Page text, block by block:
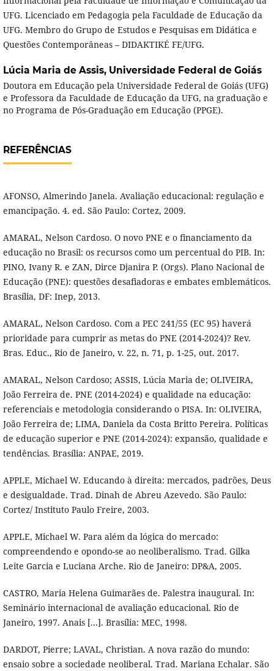
UFG. Licenciado em Pedagogia pela Faculdade de Educação da
UFG. Membro do Grupo de Estudos e Pesquisas em Didática e
Questões Contemporâneas – DIDAKTIKÉ FE/UFG.
Lúcia Maria de Assis, Universidade Federal de Goiás
Doutora em Educação pela Universidade Federal de Goiás (UFG)
e Professora da Faculdade de Educação da UFG, na graduação e
no Programa de Pós-Graduação em Educação (PPGE).
REFERÊNCIAS
AFONSO, Almerindo Janela. Avaliação educacional: regulação e
emancipação. 4. ed. São Paulo: Cortez, 2009.
AMARAL, Nelson Cardoso. O novo PNE e o financiamento da
educação no Brasil: os recursos como um percentual do PIB. In:
PINO, Ivany R. e ZAN, Dirce Djanira P. (Orgs). Plano Nacional de
Educação (PNE): questões desafiadoras e embates emblemáticos.
Brasília, DF: Inep, 2013.
AMARAL, Nelson Cardoso. Com a PEC 241/55 (EC 95) haverá
prioridade para cumprir as metas do PNE (2014-2024)? Rev.
Bras. Educ., Rio de Janeiro, v. 22, n. 71, p. 1-25, out. 2017.
AMARAL, Nelson Cardoso; ASSIS, Lúcia Maria de; OLIVEIRA,
João Ferreira de. PNE (2014-2024) e qualidade na educação:
referenciais e metodologia considerando o PISA. In: OLIVEIRA,
João Ferreira de; LIMA, Daniela da Costa Britto Pereira. Políticas
de educação superior e PNE (2014-2024): expansão, qualidade e
tendências. Brasília: ANPAE, 2019.
APPLE, Michael W. Educando à direita: mercados, padrões, Deus
e desigualdade. Trad. Dinah de Abreu Azevedo. São Paulo:
Cortez/ Instituto Paulo Freire, 2003.
APPLE, Michael W. Para além da lógica do mercado:
compreendendo e opondo-se ao neoliberalismo. Trad. Gilka
Leite Garcia e Luciana Arche. Rio de Janeiro: DP&A, 2005.
CASTRO, Maria Helena Guimarães de. Palestra inaugural. In:
Seminário internacional de avaliação educacional. Rio de
Janeiro, 1997. Anais [...]. Brasília: MEC, 1998.
DARDOT, Pierre; LAVAL, Christian. A nova razão do mundo:
ensaio sobre a sociedade neoliberal. Trad. Mariana Echalar. São